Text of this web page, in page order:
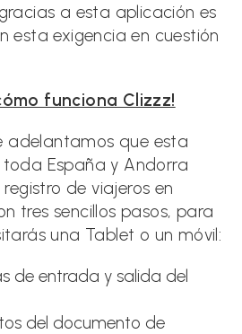
a esta aplicación es
esta exigencia en cuestión
funciona Clizzz!
adelantamos que esta
España y Andorra
de viajeros en
tres sencillos pasos, para
una Tablet o un móvil:
de entrada y salida del
del documento de